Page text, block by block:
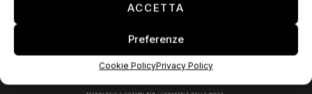
ACCETTA
Preferenze
Cookie PolicyPrivacy Policy
ISCRIVITI ALLA NEWSLETTER